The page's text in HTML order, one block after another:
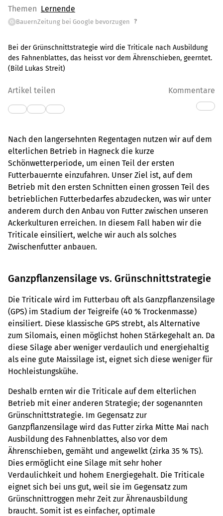
Themen Lernende
G BauernZeitung bei Google bevorzugen ?
Bei der Grünschnittstrategie wird die Triticale nach Ausbildung
des Fahnenblattes, das heisst vor dem Ährenschieben, geerntet.
(Bild Lukas Streit)
Artikel teilen Kommentare
Nach den langersehnten Regentagen nutzen wir auf dem
elterlichen Betrieb in Hagneck die kurze
Schönwetterperiode, um einen Teil der ersten
Futterbauernte einzufahren. Unser Ziel ist, auf dem
Betrieb mit den ersten Schnitten einen grossen Teil des
betrieblichen Futterbedarfes abzudecken, was wir unter
anderem durch den Anbau von Futter zwischen unseren
Ackerkulturen erreichen. In diesem Fall haben wir die
Triticale einsiliert, welche wir auch als solches
Zwischenfutter anbauen.
Ganzpflanzensilage vs. Grünschnittstrategie
Die Triticale wird im Futterbau oft als Ganzpflanzensilage
(GPS) im Stadium der Teigreife (40 % Trockenmasse)
einsiliert. Diese klassische GPS strebt, als Alternative
zum Silomais, einen möglichst hohen Stärkegehalt an. Da
diese Silage aber weniger verdaulich und energiehaltig
als eine gute Maissilage ist, eignet sich diese weniger für
Hochleistungskühe.
Deshalb ernten wir die Triticale auf dem elterlichen
Betrieb mit einer anderen Strategie; der sogenannten
Grünschnittstrategie. Im Gegensatz zur
Ganzpflanzensilage wird das Futter zirka Mitte Mai nach
Ausbildung des Fahnenblattes, also vor dem
Ährenschieben, gemäht und angewelkt (zirka 35 % TS).
Dies ermöglicht eine Silage mit sehr hoher
Verdaulichkeit und hohem Energiegehalt. Die Triticale
eignet sich bei uns gut, weil sie im Gegensatz zum
Grünschnittroggen mehr Zeit zur Ährenausbildung
braucht. Somit ist es einfacher, optimale